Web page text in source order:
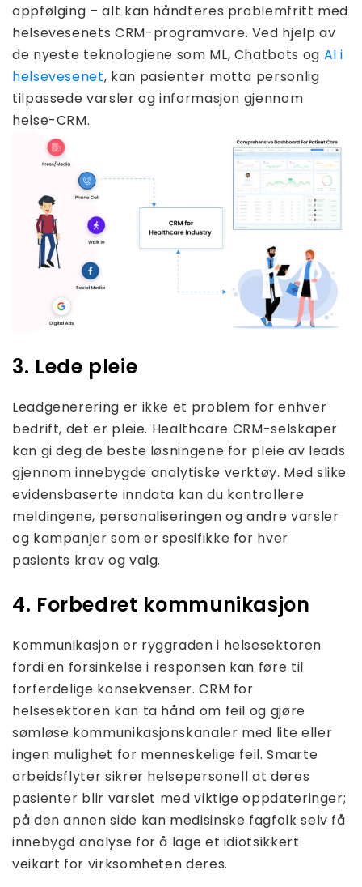
oppfølging – alt kan håndteres problemfritt med
helsevesenets CRM-programvare. Ved hjelp av
de nyeste teknologiene som ML, Chatbots og AI i
helsevesenet, kan pasienter motta personlig
tilpassede varsler og informasjon gjennom
helse-CRM.
3. Lede pleie
Leadgenerering er ikke et problem for enhver
bedrift, det er pleie. Healthcare CRM-selskaper
kan gi deg de beste løsningene for pleie av leads
gjennom innebygde analytiske verktøy. Med slike
evidensbaserte inndata kan du kontrollere
meldingene, personaliseringen og andre varsler
og kampanjer som er spesifikke for hver
pasients krav og valg.
4. Forbedret kommunikasjon
Kommunikasjon er ryggraden i helsesektoren
fordi en forsinkelse i responsen kan føre til
forferdelige konsekvenser. CRM for
helsesektoren kan ta hånd om feil og gjøre
sømløse kommunikasjonskanaler med lite eller
ingen mulighet for menneskelige feil. Smarte
arbeidsflyter sikrer helsepersonell at deres
pasienter blir varslet med viktige oppdateringer;
på den annen side kan medisinske fagfolk selv få
innebygd analyse for å lage et idiotsikkert
veikart for virksomheten deres.